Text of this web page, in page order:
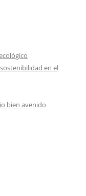
en el
bien avenido